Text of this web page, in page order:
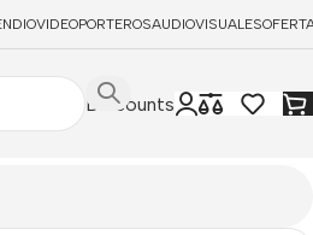
VIDEOPORTEROSAUDIOVISUALES
Discounts